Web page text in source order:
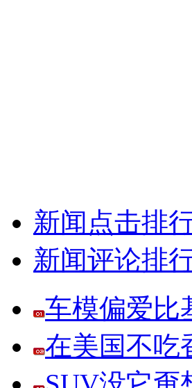
新闻点击排
新闻评论排
车模偏爱比
在美国不吃